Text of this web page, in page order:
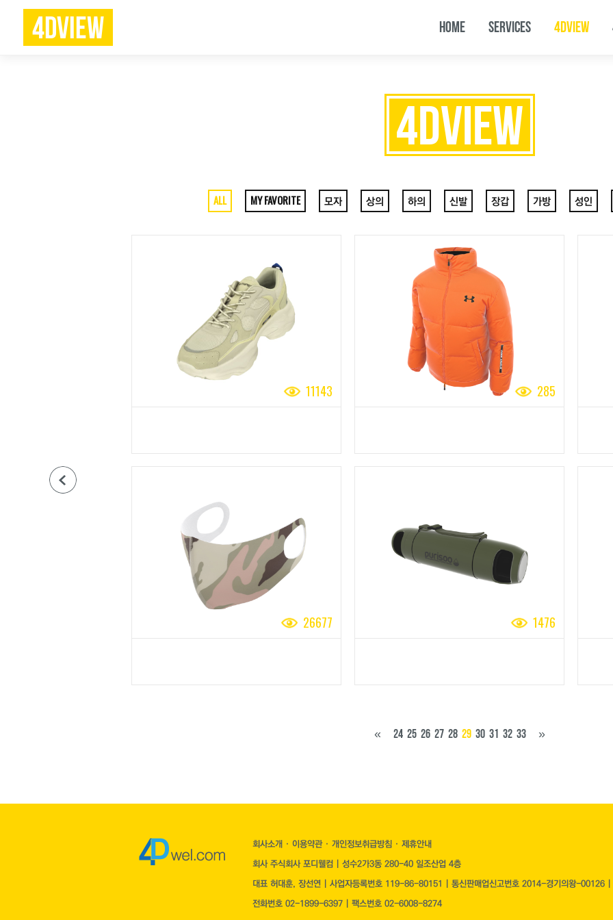
4DVIEW HOME SERVICES 4DVIEW
4DVIEW
ALL MY FAVORITE 모자 상의 하의 신발 장갑 가방 성인
11143 285
26677 1476
« 24 25 26 27 28 29 30 31 32 33 »
회사소개 · 이용약관 · 개인정보취급방침 · 제휴안내
회사 주식회사 포디웰컴 | 성수2가3동 280-40 일조산업 4층
대표 허대훈, 장선연 | 사업자등록번호 119-86-80151 | 통신판매업신고번호 2014-경기의왕-00126 |
전화번호 02-1899-6397 | 팩스번호 02-6008-8274